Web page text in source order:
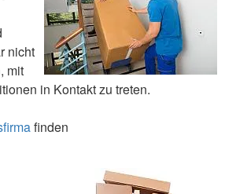
nicht
mit
in Kontakt zu treten.
finden